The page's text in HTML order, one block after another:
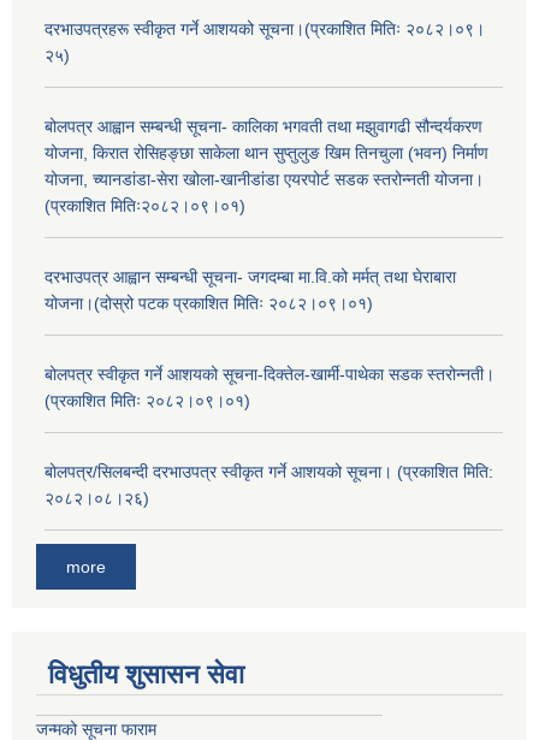
दरभाउपत्रहरू स्वीकृत गर्ने आशयको सूचना।(प्रकाशित मितिः २०८२।०९।
२५)
बोलपत्र आह्वान सम्बन्धी सूचना- कालिका भगवती तथा मझुवागढी सौन्दर्यकरण
योजना, किरात रोसिहङ्छा साकेला थान सुप्तुलुङ खिम तिनचुला (भवन) निर्माण
योजना, च्यानडांडा-सेरा खोला-खानीडांडा एयरपोर्ट सडक स्तरोन्नती योजना।
(प्रकाशित मितिः२०८२।०९।०१)
दरभाउपत्र आह्वान सम्बन्धी सूचना- जगदम्बा मा.वि.को मर्मत् तथा घेराबारा
योजना।(दोस्रो पटक प्रकाशित मितिः २०८२।०९।०१)
बोलपत्र स्वीकृत गर्ने आशयको सूचना-दिक्तेल-खार्मी-पाथेका सडक स्तरोन्नती।
(प्रकाशित मितिः २०८२।०९।०१)
बोलपत्र/सिलबन्दी दरभाउपत्र स्वीकृत गर्ने आशयको सूचना। (प्रकाशित मिति:
२०८२।०८।२६)
more
विधुतीय शुसासन सेवा
जन्मको सूचना फाराम